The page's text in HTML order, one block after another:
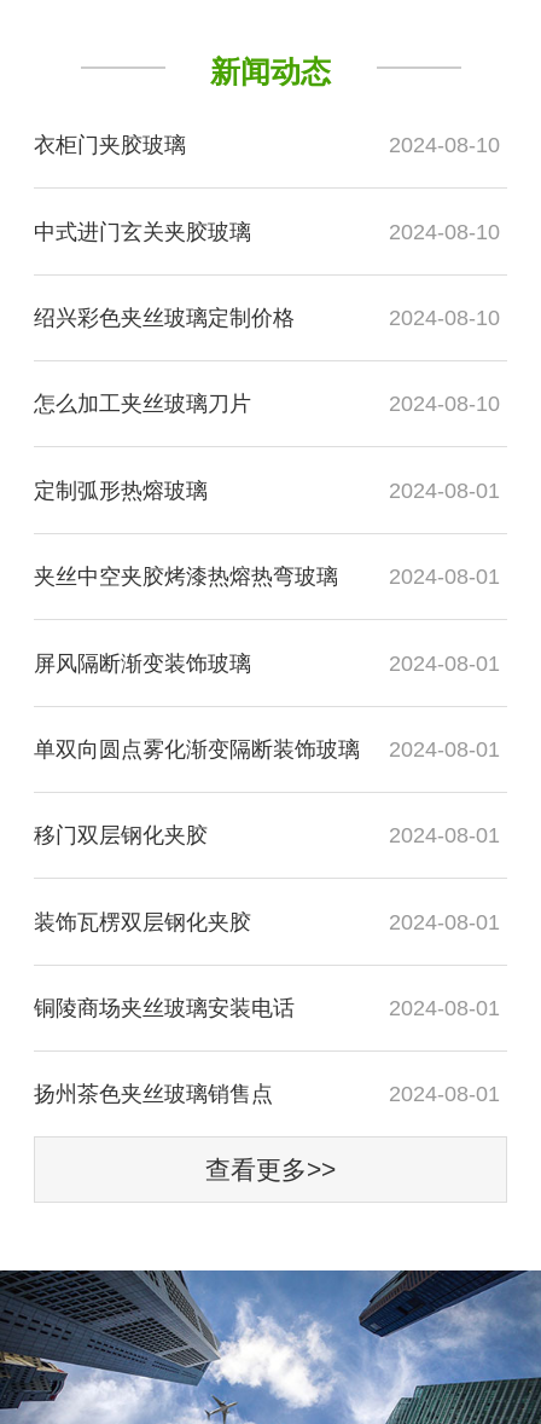
新闻动态
衣柜门夹胶玻璃 2024-08-10
中式进门玄关夹胶玻璃 2024-08-10
绍兴彩色夹丝玻璃定制价格 2024-08-10
怎么加工夹丝玻璃刀片 2024-08-10
定制弧形热熔玻璃 2024-08-01
夹丝中空夹胶烤漆热熔热弯玻璃 2024-08-01
屏风隔断渐变装饰玻璃 2024-08-01
单双向圆点雾化渐变隔断装饰玻璃 2024-08-01
移门双层钢化夹胶 2024-08-01
装饰瓦楞双层钢化夹胶 2024-08-01
铜陵商场夹丝玻璃安装电话 2024-08-01
扬州茶色夹丝玻璃销售点 2024-08-01
查看更多>>